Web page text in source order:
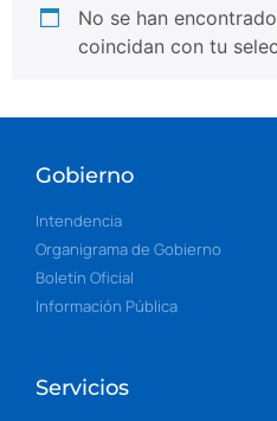
No se han
coincidan con tu
Gobierno
Intendencia
Organigrama de Gobierno
Boletín Oficial
Información Pública
Servicios